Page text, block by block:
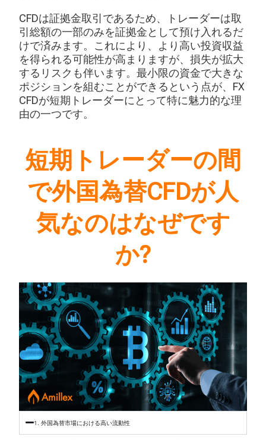
CFDは証拠金取引であるため、トレーダーは取
引総額の一部のみを証拠金として預け入れるだ
けで済みます。これにより、より高い投資収益
を得られる可能性が高まりますが、損失が拡大
するリスクも伴います。最小限の資金で大きな
ポジションを組むことができるという点が、FX
CFDが短期トレーダーにとって特に魅力的な理
由の一つです。
短期トレーダーの間
で外国為替CFDが人
気なのはなぜです
か?
1. 外国為替市場における高い流動性